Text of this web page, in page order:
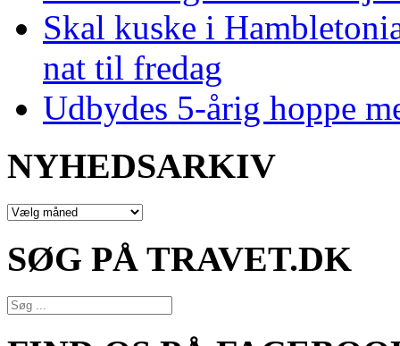
Skal kuske i
nat til fredag
Udbydes 5‑årig hoppe
NYHEDSARKIV
NYHEDSARKIV
SØG PÅ TRAVET.DK